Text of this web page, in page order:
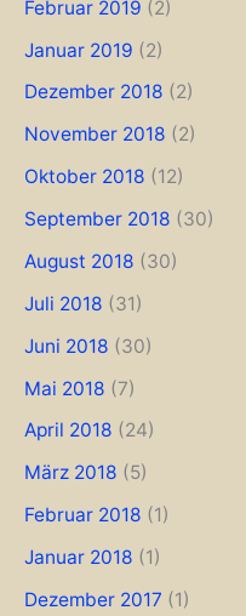
Februar 2019 (2)
Januar 2019 (2)
Dezember 2018 (2)
November 2018 (2)
Oktober 2018 (12)
September 2018 (30)
August 2018 (30)
Juli 2018 (31)
Juni 2018 (30)
Mai 2018 (7)
April 2018 (24)
März 2018 (5)
Februar 2018 (1)
Januar 2018 (1)
Dezember 2017 (1)